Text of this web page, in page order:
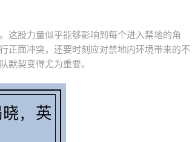
这股力量似乎能够影响到每个进入禁地的角
正面冲突，还要时刻应对禁地内环境带来的不
默契变得尤为重要。